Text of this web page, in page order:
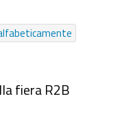
Collezione
fiera R2B